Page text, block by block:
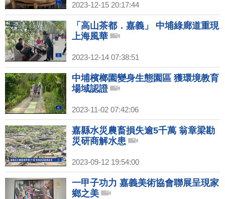
2023-12-15 20:17:44
「高山茶都．嘉義」 中埔綠廊道重現
上海風華
2023-12-14 07:38:51
中埔檳榔園變身生態園區 獲環境教育
場域認證
2023-11-02 07:42:06
嘉縣水災農畜損失逾5千萬 翁章梁勘
災研商解水患
2023-09-12 19:54:00
一甲子功力 嘉義美術協會聯展呈現家
鄉之美